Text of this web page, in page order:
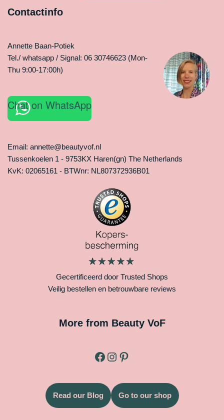
Contactinfo
Annette Baan-Potiek
Tel./ whatsapp / Signal: 06 30746623 (Mon-
Thu 9:00-17:00h)
Chat on WhatsApp
Email: annette@beautyvof.nl
Tussenkoelen 1 - 9753KX Haren(gn) The Netherlands
KvK: 02065161 - BTWnr: NL807372936B01
Gecertificeerd door Trusted Shops
Veilig bestellen en betrouwbare reviews
More from Beauty VoF
Read our Blog Go to our shop